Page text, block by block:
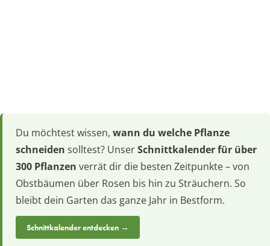
Du möchtest wissen, wann du welche Pflanze
schneiden solltest? UnserSchnittkalender für über
300 Pflanzen verrät dir die besten Zeitpunkte – von
Obstbäumen über Rosen bis hin zu Sträuchern. So
bleibt dein Garten das ganze Jahr in Bestform.
Schnittkalender entdecken →